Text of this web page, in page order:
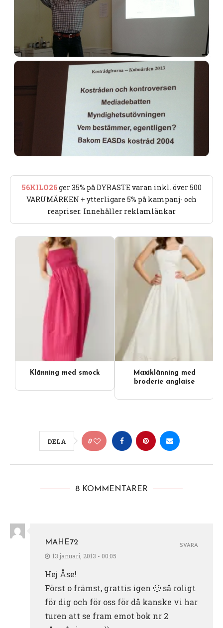
56KILO26ger 35% på DYRASTE varan inkl. över 500
VARUMÄRKEN + ytterligare 5% på kampanj- och
reapriser. Innehåller reklamlänkar
Klänning med smock
Maxiklänning med
broderie anglaise
DELA 0
8 KOMMENTARER
MAHE72
13 januari, 2013 - 00:05
Hej Åse!
Först o främst, grattis igen 🙂 så roligt
för dig och för oss för då kanske vi har
turen att se fram emot bok nr 2
SVARA